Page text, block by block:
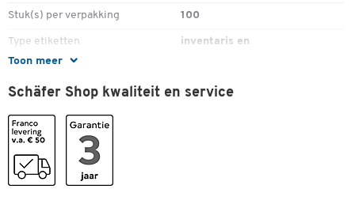
Toon meer
Stuk(s) per verpakking 100
Type etiketten
inventaris en
Kleuren
Kleur
Schäfer Shop kwaliteit en service